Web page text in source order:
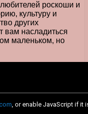
роскоши и
культуру и
других
вам насладиться
маленьком, но